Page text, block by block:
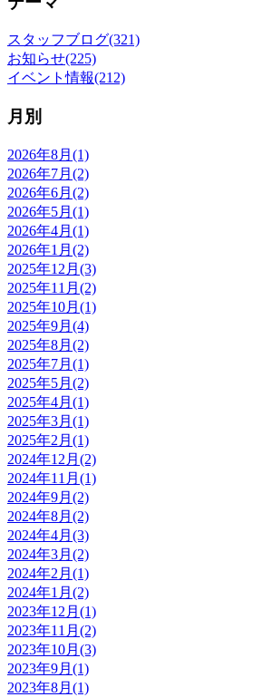
スタッフブログ(321)
お知らせ(225)
イベント情報(212)
月別
2026年8月(1)
2026年7月(2)
2026年6月(2)
2026年5月(1)
2026年4月(1)
2026年1月(2)
2025年12月(3)
2025年11月(2)
2025年10月(1)
2025年9月(4)
2025年8月(2)
2025年7月(1)
2025年5月(2)
2025年4月(1)
2025年3月(1)
2025年2月(1)
2024年12月(2)
2024年11月(1)
2024年9月(2)
2024年8月(2)
2024年4月(3)
2024年3月(2)
2024年2月(1)
2024年1月(2)
2023年12月(1)
2023年11月(2)
2023年10月(3)
2023年9月(1)
2023年8月(1)